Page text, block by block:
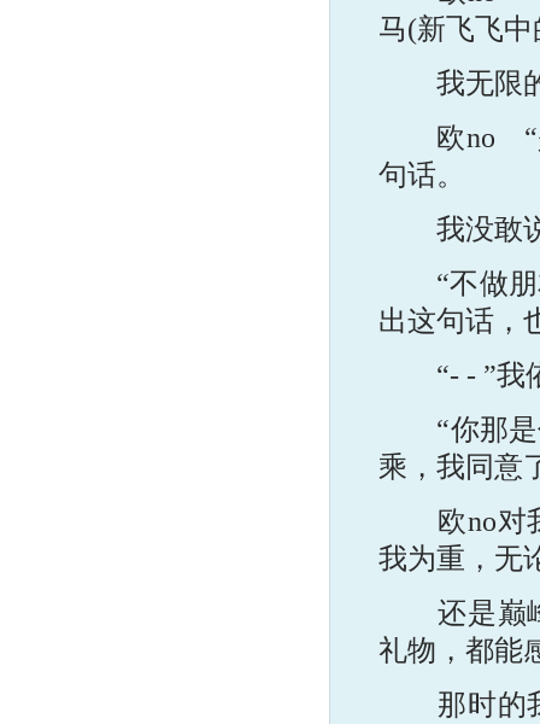
马(新飞飞
我无限的
欧no “是
句话。
我没敢说
“不做朋
出这句话，
“- - ”我依
“你那是
乘，我同意
欧no对我
我为重，无
还是巅峰
礼物，都能
那时的我